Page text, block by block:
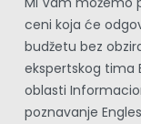
ceni koja će
budžetu bez
ekspertskog tima
oblasti
poznavanje